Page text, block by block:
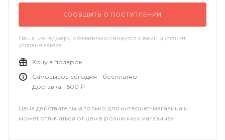
СООБЩИТЬ О ПОСТУПЛЕНИИ
Наши менеджеры обязательно свяжутся с вами и уточнят
условия заказа
Хочу в подарок
Самовывоз сегодня - бесплатно
Доставка - 500 ₽
Цена действительна только для интернет-магазина и
может отличаться от цен в розничных магазинах